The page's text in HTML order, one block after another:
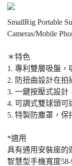
SmallRig Portable
Cameras/Mobile
＊特色
1. 專利雙層吸盤，
2. 防扭曲設計在拍
3. 一鍵按壓式設計
4. 可調式雙球頭可
5. 特製防塵罩，保
*適用
具有通用安裝座的
智慧型手機寬度